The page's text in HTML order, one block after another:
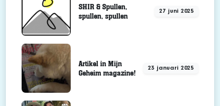
SHIR & Spullen,
spullen, spullen
27 juni 2025
Artikel in Mijn
Geheim magazine!
23 januari 2025